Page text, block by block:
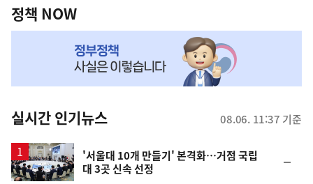
책
NOW,
뉴
스
정책 NOW
실시간 인기뉴스 08.06. 11:37 기준
'서울대 10개 만들기' 본격화…거점 국립
대 3곳 신속 선정